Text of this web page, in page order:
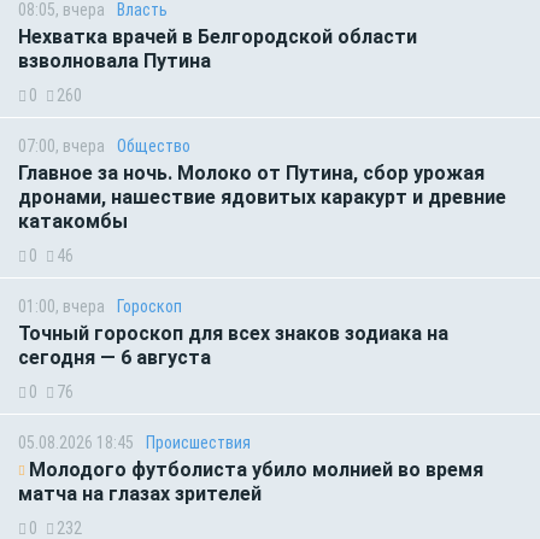
08:05, вчера Власть
Нехватка врачей в Белгородской области
взволновала Путина
0 260
07:00, вчера Общество
Главное за ночь. Молоко от Путина, сбор урожая
дронами, нашествие ядовитых каракурт и древние
катакомбы
0 46
01:00, вчера Гороскоп
Точный гороскоп для всех знаков зодиака на
сегодня — 6 августа
0 76
05.08.2026 18:45 Происшествия
Молодого футболиста убило молнией во время
матча на глазах зрителей
0 232